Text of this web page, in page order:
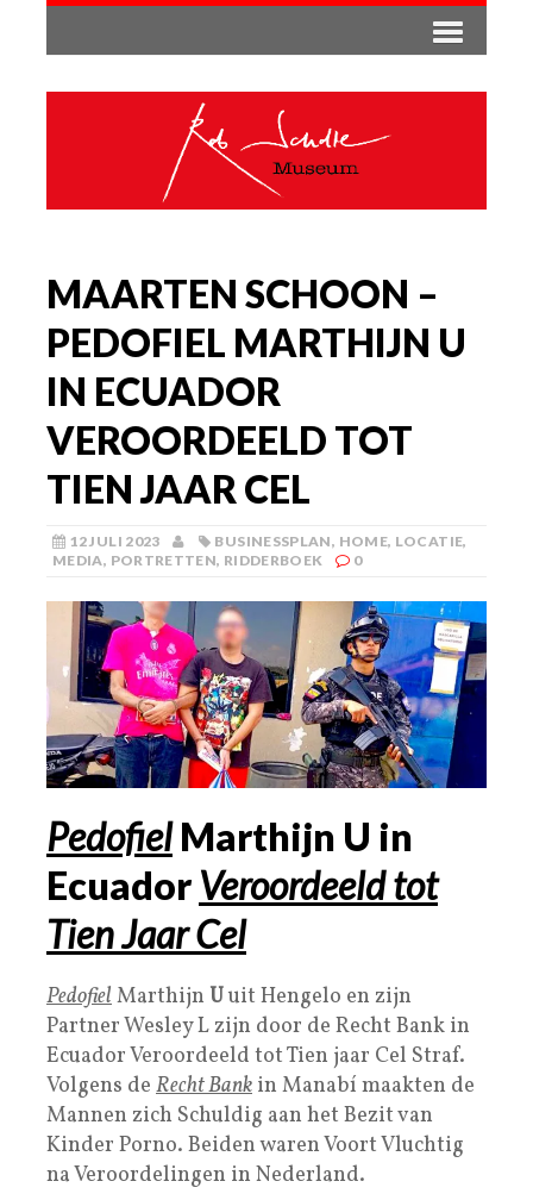
MAARTEN SCHOON –
PEDOFIEL MARTHIJN U
IN ECUADOR
VEROORDEELD TOT
TIEN JAAR CEL
12 JULI 2023 BUSINESSPLAN, HOME, LOCATIE,
MEDIA, PORTRETTEN, RIDDERBOEK 0
PedofielMarthijn U in
Ecuador Veroordeeld tot
Tien Jaar Cel
PedofielMarthijn Uuit Hengelo en zijn
Partner Wesley L zijn door de Recht Bank in
Ecuador Veroordeeld tot Tien jaar Cel Straf.
Volgens de Recht Bank in Manabí maakten de
Mannen zich Schuldig aan het Bezit van
Kinder Porno. Beiden waren Voort Vluchtig
na Veroordelingen in Nederland.